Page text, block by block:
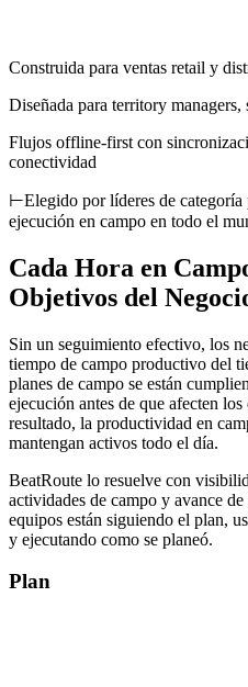
Construida para ventas retail y
Diseñada para territory
Flujos offline-first con
conectividad
⊢Elegido por líderes de categoría
ejecución en campo en todo el
Cada Hora en
Objetivos del
Sin un seguimiento efectivo, los
tiempo de campo productivo del
planes de campo se están
ejecución antes de que afecten
resultado, la productividad en
mantengan activos todo el día.
BeatRoute lo resuelve con
actividades de campo y avance
equipos están siguiendo el plan,
y ejecutando como se planeó.
Plan